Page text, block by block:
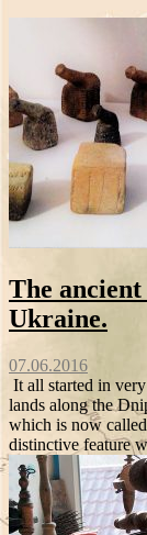
The ancient
Ukraine.
07.06.2016
It all started in
lands along the
which is now
distinctive feature